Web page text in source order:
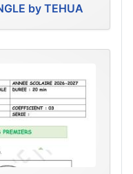
by TEHUA